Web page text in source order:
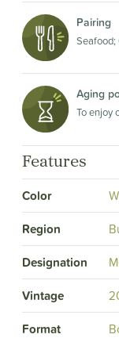
Pairing
Seafood;
Aging
To enjoy
Features
Color
Region
Designation
Vintage
Format